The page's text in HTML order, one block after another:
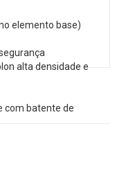
elemento base)
alta densidade e
com batente de